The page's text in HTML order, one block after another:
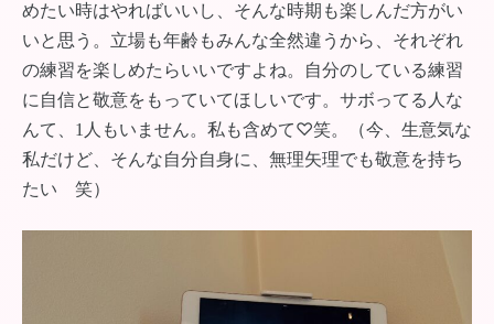
めたい時はやればいいし、そんな時期も楽しんだ方がい
いと思う。立場も年齢もみんな全然違うから、それぞれ
の練習を楽しめたらいいですよね。自分のしている練習
に自信と敬意をもっていてほしいです。サボってる人な
んて、1人もいません。私も含めて♡笑。（今、生意気な
私だけど、そんな自分自身に、無理矢理でも敬意を持ち
たい 笑）